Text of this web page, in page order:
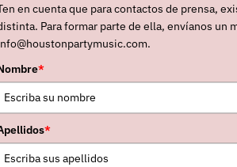
del sello españolHanky Panky- su
. Se trata de uno los tótems de
Artista”
la época del disco“The Silos”(el
“The One With The Bird On
live show recogerá el
en cuenta que para contactos de prensa,
Para formar parte de ella, envíanos un
*
*